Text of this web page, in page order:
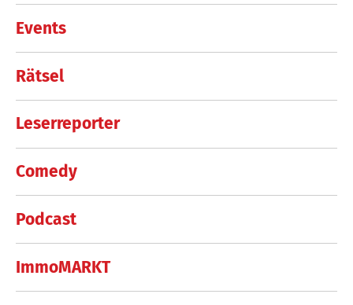
Events
Rätsel
Leserreporter
Comedy
Podcast
ImmoMARKT